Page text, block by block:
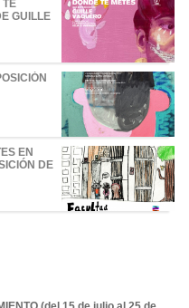
TE
GUILLE
EN
DE